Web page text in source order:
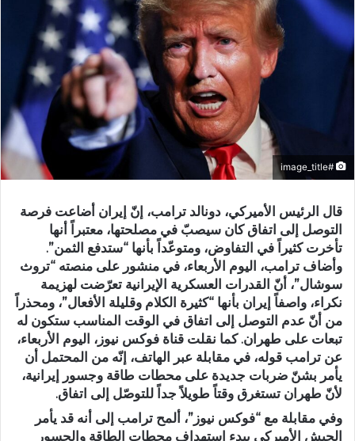
#image_title
قال الرئيس الأميركي، دونالد ترامب، إنّ إيران أضاعت فرصة
التوصل إلى اتفاق كان سيصبّ في مصلحتها، معتبراً أنها
تأخرت كثيراً في التفاوض، ومتوعّداً بأنها “ستدفع الثمن”.
وأضاف ترامب، اليوم الأربعاء، في منشور على منصته “تروث
سوشال”، أنّ القدرات العسكرية الإيرانية تعرّضت لهزيمة
نكراء، واصفاً إيران بأنها “كثيرة الكلام وقليلة الأفعال”، ومحذراً
من أنّ عدم التوصل إلى اتفاق في الوقت المناسب ستكون له
تبعات على طهران. كما نقلت قناة فوكس نيوز، اليوم الأربعاء،
عن ترامب قوله، في مقابلة عبر الهاتف، إنّه من المحتمل أن
يأمر بشنّ ضربات جديدة على محطات طاقة وجسور إيرانية،
لأنّ طهران تستغرق وقتاً طويلاً جداً للتوصّل إلى اتفاق.
وفي مقابلة مع “فوكس نيوز”، ألمح ترامب إلى أنه قد يأمر
الجيش الأميركي ببدء استهداف محطات الطاقة والجسور